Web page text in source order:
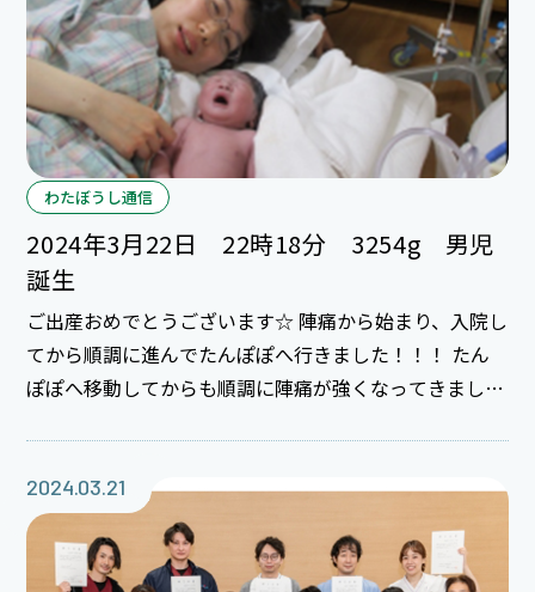
わたぼうし通信
2024年3月22日 22時18分 3254g 男児
誕生
ご出産おめでとうございます☆ 陣痛から始まり、入院し
てから順調に進んでたんぽぽへ行きました！！！ たん
ぽぽへ移動してからも順調に陣痛が強くなってきました
い、一緒に頑張りました(*^_^*) お臍もパパに切っても
らい独り立ちしました(^^)/ これから育児楽しんでくだ
さい★
2024.03.21